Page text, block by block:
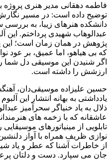
فاطمه دهقانی مدیر هنری پروژه
توضیح داده است: در مسیر
دانشکده هنرهای زیبا، به
عبدالوهاب شهیدی پرداختم. این
پژوهش در همان زمان است؛ این
که بی هیاهو، اما عمیق، بر عود
اگر شنیدن این موسیقی دل شما
ارزشش را داشته است.
حسین علیزاده موسیقی‌دان،
یادداشتی به بهانه انتشار این
ذلال به یاد خنیاگر سحرآمیز
عاشقانه که با زخمه های
تابلویی از مینیاتورهای
نوازی ظریف همراه با آواز
از خاطرات آشنا که عطر و یاد
جان می سپارد. دست و دلتان